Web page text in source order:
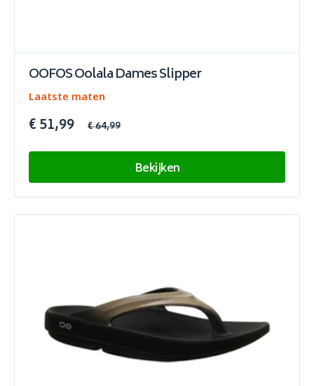
OOFOS Oolala Dames Slipper
Laatste maten
€ 51,99 € 64,99
Bekijken